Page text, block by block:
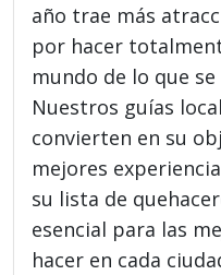
año trae más
por hacer
mundo de lo que
Nuestros guías
convierten en su
mejores
su lista de
esencial para las
hacer en cada